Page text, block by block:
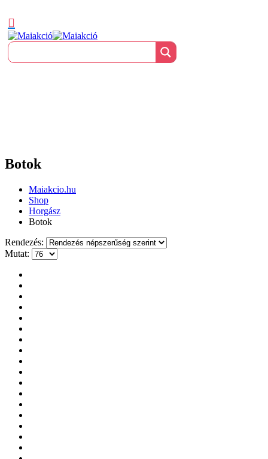
Botok
Maiakcio.hu
Shop
Horgász
Botok
Rendezés:
Mutat: